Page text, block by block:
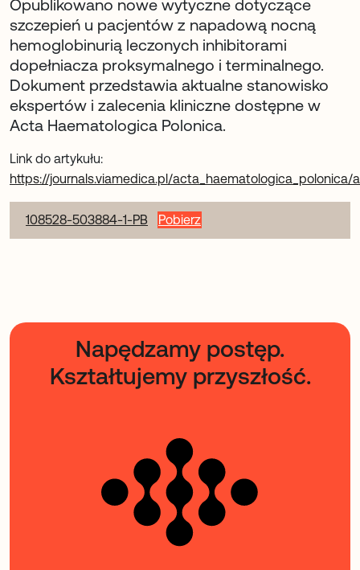
Opublikowano nowe wytyczne dotyczące
szczepień u pacjentów z napadową nocną
hemoglobinurią leczonych inhibitorami
dopełniacza proksymalnego i terminalnego.
Dokument przedstawia aktualne stanowisko
ekspertów i zalecenia kliniczne dostępne w
Acta Haematologica Polonica.
Link do artykułu:
https://journals.viamedica.pl/acta_haematologica_polonica/
108528-503884-1-PB Pobierz
Napędzamy postęp.
Kształtujemy przyszłość.